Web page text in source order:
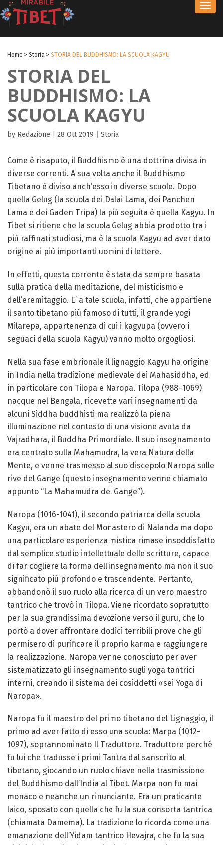
Home > Storia > STORIA DEL BUDDHISMO: LA SCUOLA KAGYU
STORIA DEL
BUDDHISMO: LA
SCUOLA KAGYU
by Redazione 28 Ott 2019 Storia
Come è risaputo, il Buddhismo è una dottrina divisa in
diverse correnti. A sua volta anche il Buddhismo
Tibetano è diviso anch’esso in diverse scuole. Dopo
quella Gelug (la scuola dei Dalai Lama, dei Panchen
Lama e dei Gaden Tripa) la più seguita è quella Kagyu. In
Tibet si ritiene che la scuola Gelug abbia prodotto tra i
più raffinati studiosi, ma è la scuola Kagyu ad aver dato
origine ai più importanti uomini di lettere.
In effetti, questa corrente è stata da sempre basata
sulla pratica della meditazione, del misticismo e
dell’eremitaggio. E’ a tale scuola, infatti, che appartiene
il santo tibetano più famoso di tutti, il grande yogi
Milarepa, appartenenza di cui i kagyupa (ovvero i
seguaci della scuola Kagyu) vanno molto orgogliosi.
Nella sua fase embrionale il lignaggio Kagyu ha origine
in India nella tradizione medievale dei Mahasiddha, ed
in particolare con Tilopa e Naropa. Tilopa (988–1069)
nacque nel Bengala, ricevette vari insegnamenti da
alcuni Siddha buddhisti ma realizzò la piena
illuminazione nel contesto di una visione avuta da
Vajradhara, il Buddha Primordiale. Il suo insegnamento
era centrato sulla Mahamudra, la vera Natura della
Mente, e venne trasmesso al suo discepolo Naropa sulle
rive del Gange (questo insegnamento venne chiamato
appunto “La Mahamudra del Gange”).
Naropa (1016-1041), il secondo patriarca della scuola
Kagyu, era un abate del Monastero di Nalanda ma dopo
una particolare esperienza mistica rimase insoddisfatto
dal semplice studio intellettuale delle scritture, capace
di far cogliere la forma dell’insegnamento ma non il suo
significato più profondo e trascendente. Pertanto,
abbandonò il suo ruolo alla ricerca di un vero maestro
tantrico che trovò in Tilopa. Viene ricordato sopratutto
per la sua grandissima devozione verso il guru, che lo
portò a dover affrontare dodici terribili prove che gli
permisero di purificare il proprio karma e raggiungere
la realizzazione. Naropa venne conosciuto per aver
sistematizzato gli insegnamento sugli yoga tantrici
interni, creando il sistema dei cosiddetti «sei Yoga di
Naropa».
Naropa fu il maestro del primo tibetano del Lignaggio, il
primo ad aver fatto di esso una scuola: Marpa (1012-
1097), soprannominato Il Traduttore. Traduttore perché
fu lui che tradusse i primi Tantra dal sanscrito al
tibetano, giocando un ruolo chiave nella trasmissione
del Buddhismo dall’India al Tibet. Marpa non fu mai
monaco e neanche un rinunciante. Era un praticante
laico, sposato con quella che fu la sua consorta tantrica
(chiamata Damema). La tradizione lo ricorda come una
emanazione dell’Yidam tantrico Hevajra, che fu la sua